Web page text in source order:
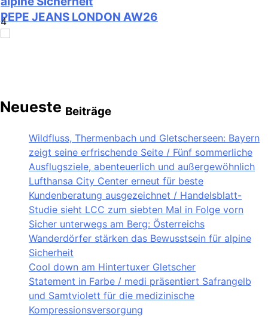
PEPE JEANS LONDON AW26
4
Dot: Best of the Best 2026 / NOMOS Glashütte
5
Wenn Kult auf Couture trifft: Capri-Sun setzt
modisches Statement auf der Berlin Fashion
Week
Rezertifizierung bestätigt Qualitätsstandard:
Gastein erneut mit Österreichischem
Wandergütesiegel ausgezeichnet
Neueste Beiträge
Wildfluss, Thermenbach und Gletscherseen: Bayern
zeigt seine erfrischende Seite / Fünf sommerliche
Ausflugsziele, abenteuerlich und außergewöhnlich
Lufthansa City Center erneut für beste
Kundenberatung ausgezeichnet / Handelsblatt-
Studie sieht LCC zum siebten Mal in Folge vorn
Sicher unterwegs am Berg: Österreichs
Wanderdörfer stärken das Bewusstsein für alpine
Sicherheit
Cool down am Hintertuxer Gletscher
Statement in Farbe / medi präsentiert Safrangelb
und Samtviolett für die medizinische
Kompressionsversorgung